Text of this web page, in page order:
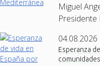
Miguel
Presidente
04.08.2026
Esperanza
comunidades